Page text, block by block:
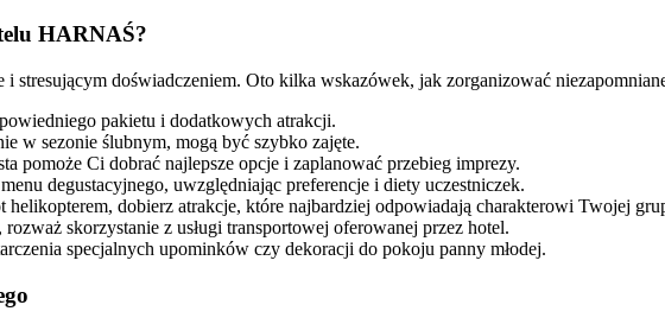
HARNAŚ?
i stresującym doświadczeniem. Oto kilka wskazówek, jak zorganizować
pakietu i dodatkowych atrakcji.
w sezonie ślubnym, mogą być szybko zajęte.
pomoże Ci dobrać najlepsze opcje i zaplanować przebieg imprezy.
degustacyjnego, uwzględniając preferencje i diety uczestniczek.
helikopterem, dobierz atrakcje, które najbardziej odpowiadają charakterowi Twojej
skorzystanie z usługi transportowej oferowanej przez hotel.
specjalnych upominków czy dekoracji do pokoju panny młodej.